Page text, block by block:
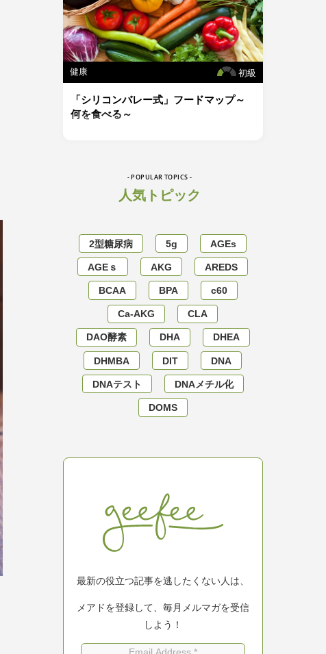
初級
健康
「シリコンバレー式」フードマップ～
何を食べる～
- POPULAR TOPICS -
人気トピック
2型糖尿病 5g AGEs
AGEｓ AKG AREDS
BCAA BPA c60
Ca-AKG CLA
DAO酵素 DHA DHEA
DHMBA DIT DNA
DNAテスト DNAメチル化
DOMS
最新の役立つ記事を逃したくない人は、
メアドを登録して、毎月メルマガを受信
しよう！